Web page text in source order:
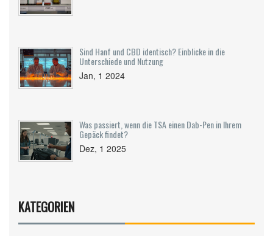
Sind Hanf und CBD identisch? Einblicke in die
Unterschiede und Nutzung
Jan, 1 2024
Was passiert, wenn die TSA einen Dab-Pen in Ihrem
Gepäck findet?
Dez, 1 2025
KATEGORIEN